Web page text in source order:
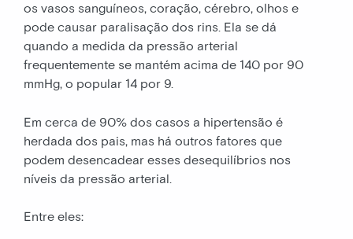
os vasos sanguíneos, coração, cérebro, olhos e
pode causar paralisação dos rins. Ela se dá
quando a medida da pressão arterial
frequentemente se mantém acima de 140 por 90
mmHg, o popular 14 por 9.
Em cerca de 90% dos casos a hipertensão é
herdada dos pais, mas há outros fatores que
podem desencadear esses desequilíbrios nos
níveis da pressão arterial.
Entre eles: